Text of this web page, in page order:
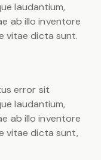
laudantium,
ab illo inventore
vitae dicta sunt.
error sit
laudantium,
ab illo inventore
vitae dicta sunt,